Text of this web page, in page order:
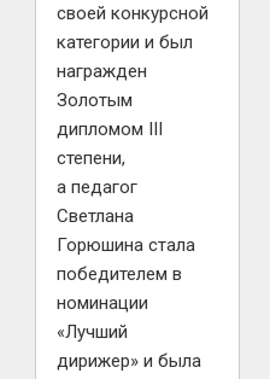
своей конкурсной
категории и был
награжден
Золотым
дипломом III
степени,
а педагог
Светлана
Горюшина стала
победителем в
номинации
«Лучший
дирижер» и была